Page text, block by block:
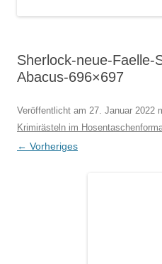
Sherlock-neue-Faelle-
Abacus-696×697
Veröffentlicht am 27. Januar 2022
Krimirästeln im
← Vorheriges